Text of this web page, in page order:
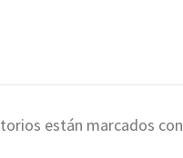
están marcados con